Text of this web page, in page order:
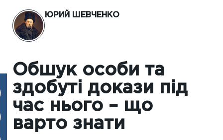
ЮРИЙ ШЕВЧЕНКО
Обшук особи та
здобуті докази під
час нього – що
варто знати